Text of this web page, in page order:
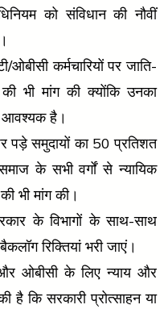
को संविधान की नौवीं
कर्मचारियों पर जाति-
भी मांग की क्योंकि उनका
आवश्यक है।
पड़े समुदायों का 50 प्रतिशत
के सभी वर्गों से न्यायिक
भी मांग की।
के विभागों के साथ-साथ
रिक्तियां भरी जाएं।
ओबीसी के लिए न्याय और
है कि सरकारी प्रोत्साहन या